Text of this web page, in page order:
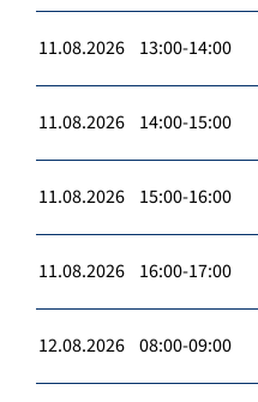
11.08.2026 13:00-14:00
11.08.2026 14:00-15:00
11.08.2026 15:00-16:00
11.08.2026 16:00-17:00
12.08.2026 08:00-09:00